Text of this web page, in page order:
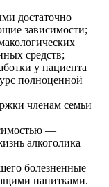
достаточно
зависимости;
средств;
у пациента
полноценной
членам семьи
—
алкоголика
болезненные
напитками.